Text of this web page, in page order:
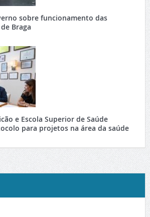
sobre funcionamento das
Braga
e Escola Superior de Saúde
para projetos na área da saúde